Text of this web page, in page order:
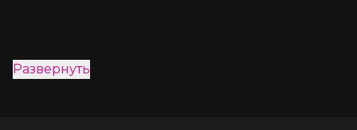
Развернуть